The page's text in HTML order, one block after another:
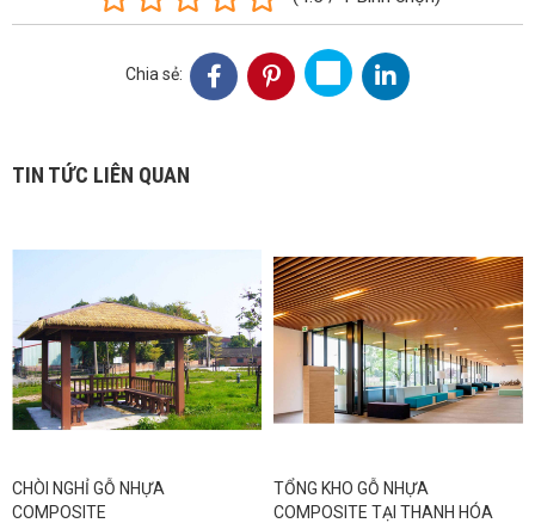
Chia sẻ:
TIN TỨC LIÊN QUAN
CHÒI NGHỈ GỖ NHỰA
COMPOSITE
TỔNG KHO GỖ NHỰA
COMPOSITE TẠI THANH HÓA